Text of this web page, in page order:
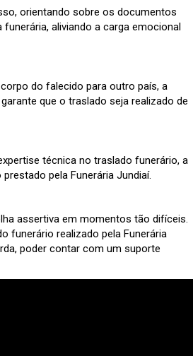
orientando sobre os documentos
aliviando a carga emocional
do falecido para outro país, a
que o traslado seja realizado de
técnica no traslado funerário, a
pela Funerária Jundiaí.
assertiva em momentos tão difíceis.
funerário realizado pela Funerária
poder contar com um suporte